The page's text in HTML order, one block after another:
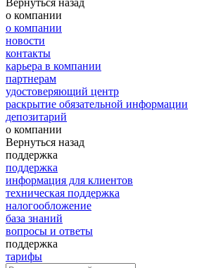
Вернуться назад
о компании
о компании
новости
контакты
карьера в компании
партнерам
удостоверяющий центр
раскрытие обязательной информации
депозитарий
о компании
Вернуться назад
поддержка
поддержка
информация для клиентов
техническая поддержка
налогообложение
база знаний
вопросы и ответы
поддержка
тарифы